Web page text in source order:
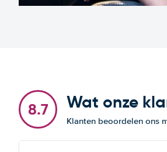
8.7 Wat onze
Klanten beoordelen ons